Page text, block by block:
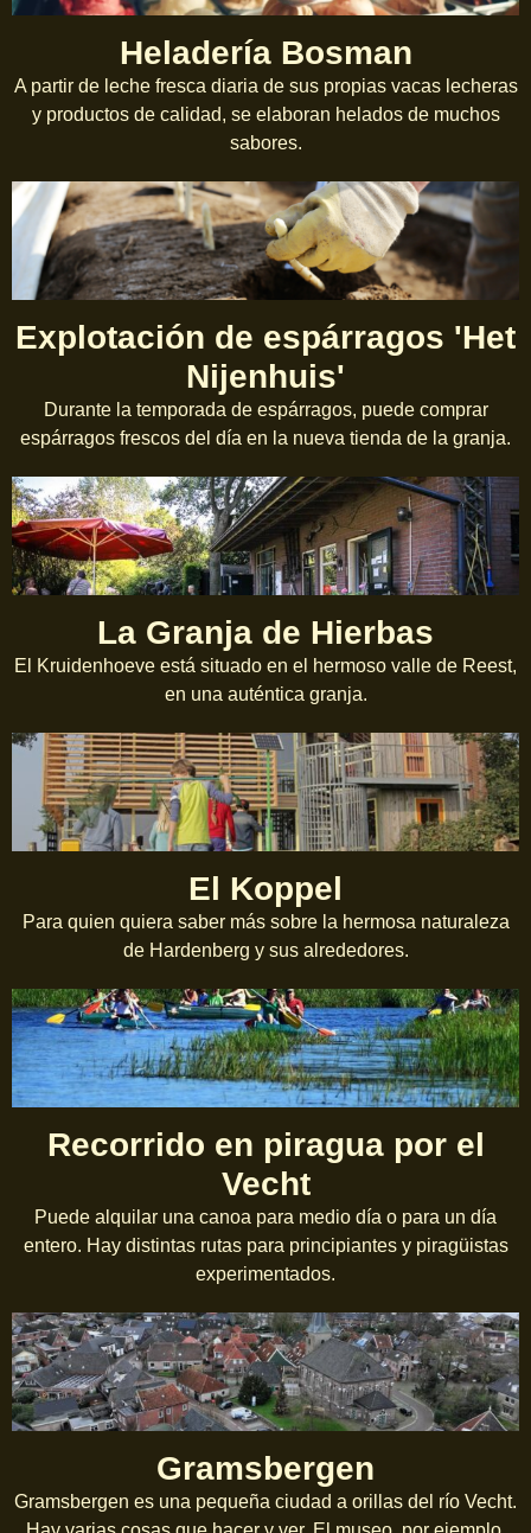
Heladería Bosman
A partir de leche fresca diaria de sus propias vacas lecheras
y productos de calidad, se elaboran helados de muchos
sabores.
Explotación de espárragos 'Het
Nijenhuis'
Durante la temporada de espárragos, puede comprar
espárragos frescos del día en la nueva tienda de la granja.
La Granja de Hierbas
El Kruidenhoeve está situado en el hermoso valle de Reest,
en una auténtica granja.
El Koppel
Para quien quiera saber más sobre la hermosa naturaleza
de Hardenberg y sus alrededores.
Recorrido en piragua por el
Vecht
Puede alquilar una canoa para medio día o para un día
entero. Hay distintas rutas para principiantes y piragüistas
experimentados.
Gramsbergen
Gramsbergen es una pequeña ciudad a orillas del río Vecht.